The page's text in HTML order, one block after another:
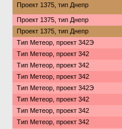
Проект 1375, тип Днепр
Проект 1375, тип Днепр
Проект 1375, тип Днепр
Тип Метеор, проект 342Э
Тип Метеор, проект 342
Тип Метеор, проект 342
Тип Метеор, проект 342
Тип Метеор, проект 342Э
Тип Метеор, проект 342
Тип Метеор, проект 342
Тип Метеор, проект 342